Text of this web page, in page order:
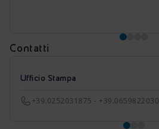
Contatti
Ufficio Stampa
+39.0252031875 - +39.0659822030